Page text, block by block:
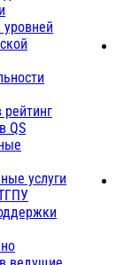
уровней
QS
услуги